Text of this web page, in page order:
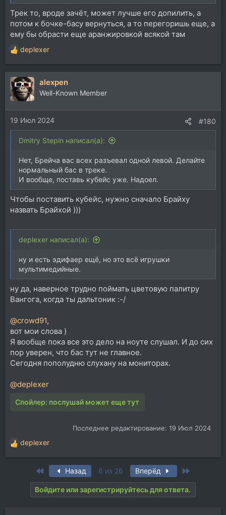
Трек то, вроде зачёт, может лучше его допилить, а
потом к бочке-басу вернуться, а то перегоришь еще, а
ему бы обрасти еще аранжировкой всякой там
Р
е
а
к
ц
и
и
:
deplexer
alexpen
Well-Known Member
19 Июл 2024 #180
Dmitry Stepin написал(а):
Нет, Брейча вас всех разъевал одной левой. Делайте
нормальный бас в треке.
И вообще, поставь кубейс уже. Надоел.
Чтобы поставить кубейс, нужно сначало Брайху
назвать Брайхой )))
deplexer написал(а):
ну и есть эдифаер ещё, но это всё игрушки
мультимедийные.
ну да, наверное трудно поймать цветовую палитру
Вангога, когда ты дальтоник :-/
@crowd91,
вот мои слова )
Я вообще пока все это дело на ноуте слушал. И до сих
пор уверен, что бас тут не главное.
Сегодня пополудню слухану на мониторах.
@deplexer
Спойлер: послушай может еще тут
Последнее редактирование: 19 Июл 2024
Р
е
deplexer
First Назад 6 из 26 Вперёд
Войдите или зарегистрируйтесь для ответа.